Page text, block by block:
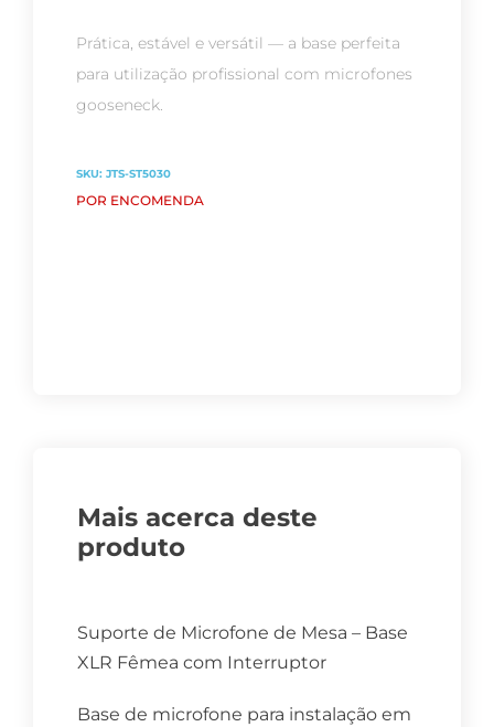
Prática, estável e versátil — a base perfeita
para utilização profissional com microfones
gooseneck.
SKU: JTS-ST5030
POR ENCOMENDA
Mais acerca deste
produto
Suporte de Microfone de Mesa – Base
XLR Fêmea com Interruptor
Base de microfone para instalação em